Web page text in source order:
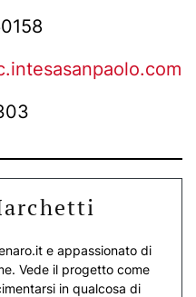
e appassionato di
Vede il progetto come
in qualcosa di